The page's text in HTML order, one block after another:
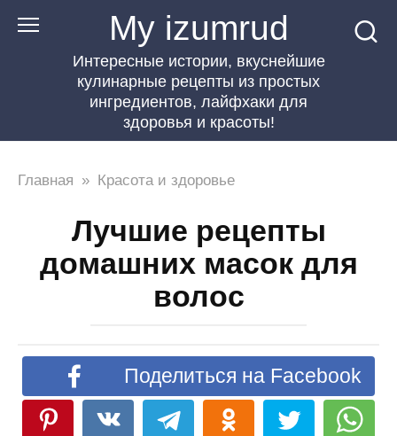
Перейти
My izumrud
Интересные истории, вкуснейшие
кулинарные рецепты из простых
ингредиентов, лайфхаки для
здоровья и красоты!
Главная » Красота и здоровье
Лучшие рецепты
домашних масок для
волос
Поделиться на Facebook